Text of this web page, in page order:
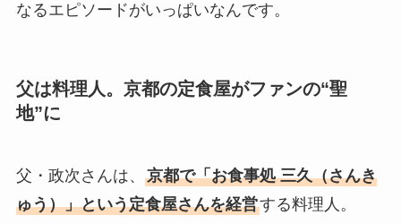
なるエピソードがいっぱいなんです。
父は料理人。京都の定食屋がファンの“聖
地”に
父・政次さんは、 京都で「お食事処 三久（さんき
ゅう）」という定食屋さんを経営する料理人。